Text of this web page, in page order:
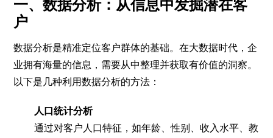
一、数据分析：从信息中发掘潜在客
户
数据分析是精准定位客户群体的基础。在大数据时代，企
业拥有海量的信息，需要从中整理并获取有价值的洞察。
以下是几种利用数据分析的方法：
人口统计分析
通过对客户人口特征，如年龄、性别、收入水平、教